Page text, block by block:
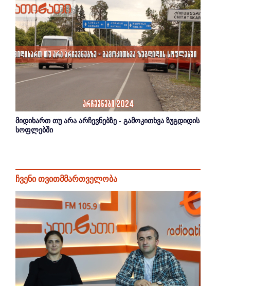
მიდიხართ თუ არა არჩევნებზე - გამოკითხვა ზუგდიდის
სოფლებში
ჩვენი თვითმმართველობა